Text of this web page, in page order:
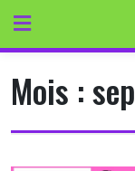
content
Mois :